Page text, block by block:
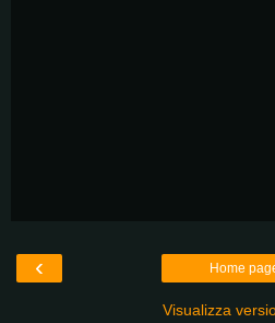
‹ Home
Visualizza